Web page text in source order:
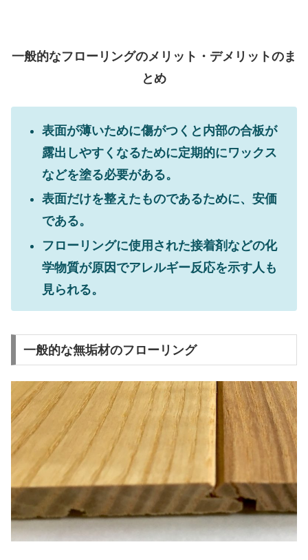
一般的なフローリングのメリット・デメリットのま
とめ
表面が薄いために傷がつくと内部の合板が
露出しやすくなるために定期的にワックス
などを塗る必要がある。
表面だけを整えたものであるために、安価
である。
フローリングに使用された接着剤などの化
学物質が原因でアレルギー反応を示す人も
見られる。
一般的な無垢材のフローリング